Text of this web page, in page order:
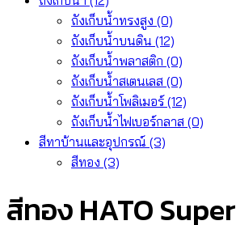
ถังเก็บน้ำทรงสูง (0)
ถังเก็บน้ำบนดิน (12)
ถังเก็บน้ำพลาสติก (0)
ถังเก็บน้ำสเตนเลส (0)
ถังเก็บน้ำโพลิเมอร์(12)
ถังเก็บน้ำไฟเบอร์กลาส (0)
สีทาบ้านและอุปกรณ์ (3)
สีทอง (3)
สีทอง HATO Super